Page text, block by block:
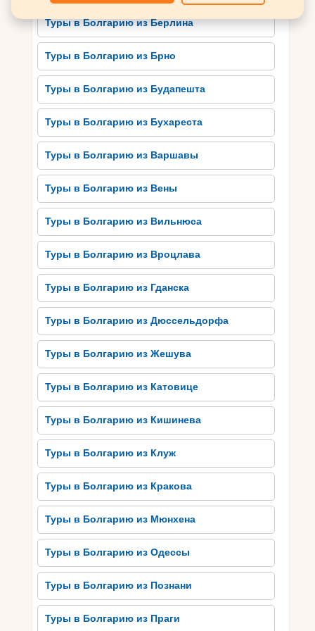
времяпрепровождения, где можно сочетать
отдых на пляже с развлечениями и занятиями
спортом в природной среде.
Св. Влас: сочетание истории
и природной красоты
Св. Влас – это курортный городок на берегу
Черного моря, сочетающий в себе богатую
историю и природную красоту. Это место
известно своими прекрасными пляжами и
чистым морем, что привлекает многих
отдыхающих. Однако Св. Влас также имеет
богатое историческое наследие, которое можно
осмотреть в старинном центре города. Здесь
можно найти древние церкви, археологические
раскопки и другие достопримечательности.
Кроме того, природа Св. Влас очаровывает
своей красотой.
Расположенный рядом с горами Старая
Планина, этот курортный район предлагает
множество живописных маршрутов для
прогулок и походов. Здесь можно насладиться
природной красотой густого леса, горных
потоков и панорамными видами на море. Все
это делает Св. Влас идеальным местом для
желающих совместить отдых на пляже с
обзором культурных и природных
достопримечательностей.
Несебыр: живописный
городок на берегу Черного
моря
Несебыр – это живописный городок,
расположенный на берегу Черного моря в
Болгарии. Оно привлекает туристов своей
неповторимой атмосферой и старинными
Туры в Болгарию из Берлина
Туры в Болгарию из Брно
Туры в Болгарию из Будапешта
Туры в Болгарию из Бухареста
Туры в Болгарию из Варшавы
Туры в Болгарию из Вены
Туры в Болгарию из Вильнюса
Туры в Болгарию из Вроцлава
Туры в Болгарию из Гданска
Туры в Болгарию из Дюссельдорфа
Туры в Болгарию из Жешува
Туры в Болгарию из Катовице
Туры в Болгарию из Кишинева
Туры в Болгарию из Клуж
Туры в Болгарию из Кракова
Туры в Болгарию из Мюнхена
Туры в Болгарию из Одессы
Туры в Болгарию из Познани
Туры в Болгарию из Праги